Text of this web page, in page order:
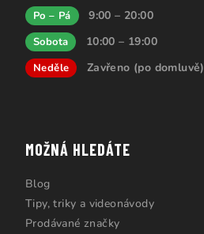
Po – Pá 9:00 – 20:00
Sobota 10:00 – 19:00
Neděle Zavřeno (po domluvě)
MOŽNÁ HLEDÁTE
Blog
Tipy, triky a videonávody
Prodávané značky